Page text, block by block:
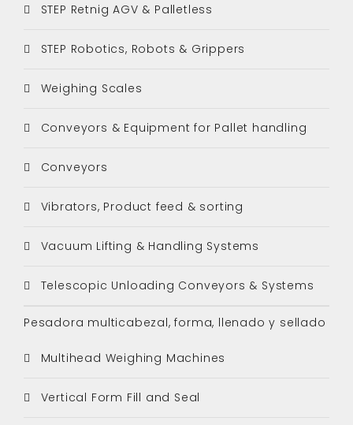
STEP Retnig AGV & Palletless
STEP Robotics, Robots & Grippers
Weighing Scales
Conveyors & Equipment for Pallet handling
Conveyors
Vibrators, Product feed & sorting
Vacuum Lifting & Handling Systems
Telescopic Unloading Conveyors & Systems
Pesadora multicabezal, forma, llenado y sellado
Multihead Weighing Machines
Vertical Form Fill and Seal